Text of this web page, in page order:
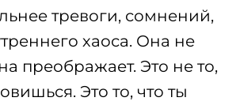
тревоги, сомнений,
хаоса. Она не
преображает. Это не то,
Это то, что ты